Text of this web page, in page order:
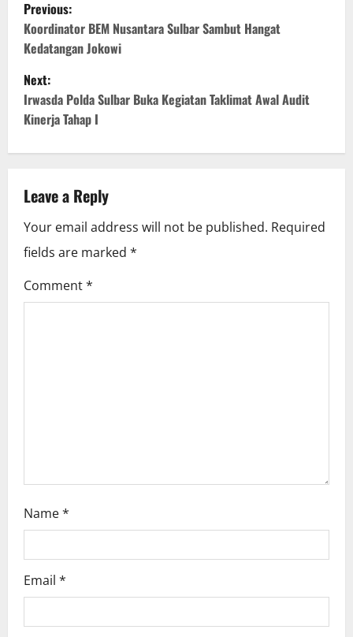
o
s
t
n
v
i
g
a
Previous:
Koordinator BEM Nusantara Sulbar Sambut Hangat
Kedatangan Jokowi
Next:
Irwasda Polda Sulbar Buka Kegiatan Taklimat Awal Audit
Kinerja Tahap I
Leave a Reply
Your email address will not be published. Required
fields are marked *
Comment*
Name*
Email *